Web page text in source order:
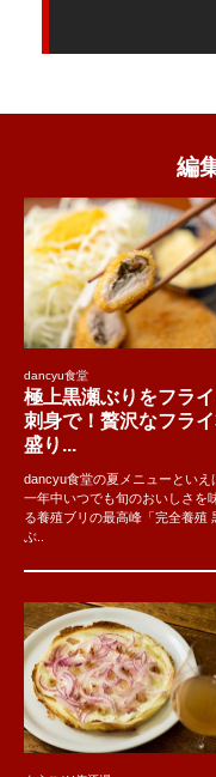
編
dancyu食堂
極上黒瀬ぶりをフラ
刺身で！贅沢なフラ
盛り...
dancyu食堂の夏メニューといえ
一年中いつでも旬のおいしさを
る養殖ブリの最高峰「完全養殖
ぶ..